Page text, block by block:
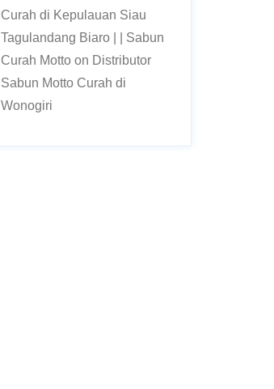
Curah di Kepulauan Siau
Tagulandang Biaro | | Sabun
Curah Mottoon Distributor
Sabun Motto Curah di
Wonogiri